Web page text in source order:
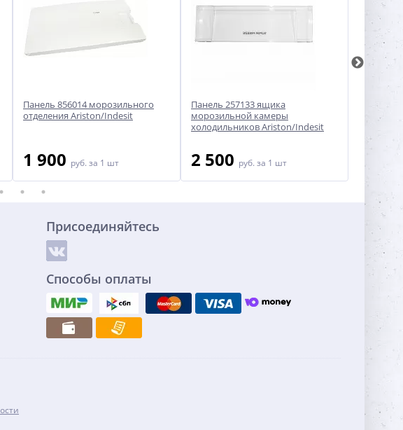
Панель 856014 морозильного
отделения Ariston/Indesit
1 900 руб. за 1 шт
Панель 257133 ящика
морозильной камеры
холодильников Ariston/Indesit
2 500 руб. за 1 шт
Панель
Присоединяйтесь
Способы оплаты